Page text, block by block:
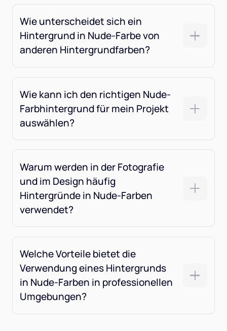
Wie unterscheidet sich ein
Hintergrund in Nude-Farbe von
anderen Hintergrundfarben?
Wie kann ich den richtigen Nude-
Farbhintergrund für mein Projekt
auswählen?
Warum werden in der Fotografie
und im Design häufig
Hintergründe in Nude-Farben
verwendet?
Welche Vorteile bietet die
Verwendung eines Hintergrunds
in Nude-Farben in professionellen
Umgebungen?